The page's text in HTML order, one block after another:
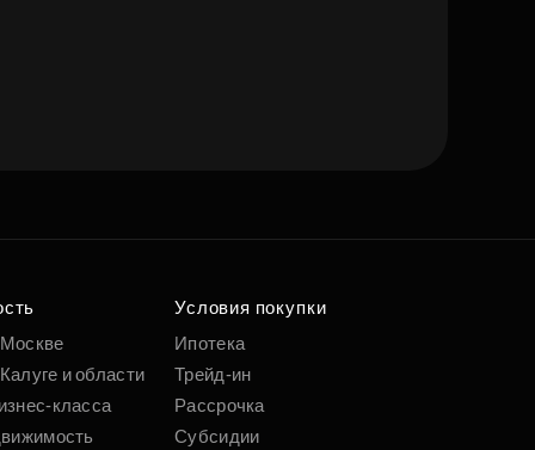
и области
класса
Условия покупки
Ипотека
Трейд-ин
Рассрочка
Субсидии